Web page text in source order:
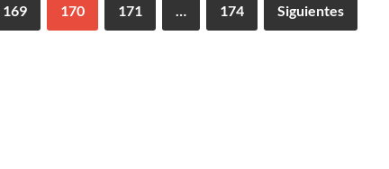
169 170 171 174 Siguientes